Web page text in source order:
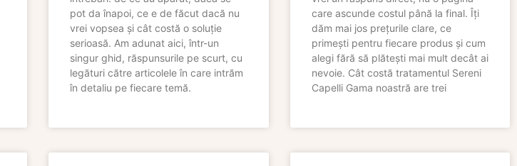
pot da înapoi, ce e de făcut dacă nu
vrei vopsea și cât costă o soluție
serioasă. Am adunat aici, într-un
singur ghid, răspunsurile pe scurt, cu
legături către articolele în care intrăm
în detaliu pe fiecare temă.
care ascunde costul până la final. Îți
dăm mai jos prețurile clare, ce
primești pentru fiecare produs și cum
alegi fără să plătești mai mult decât ai
nevoie. Cât costă tratamentul Sereni
Capelli Gama noastră are trei